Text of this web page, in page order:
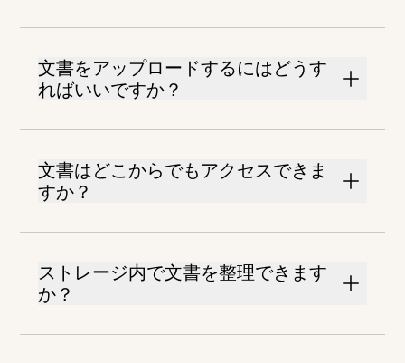
文書をアップロードするにはどうす
ればいいですか？
文書はどこからでもアクセスできま
すか？
ストレージ内で文書を整理できます
か？